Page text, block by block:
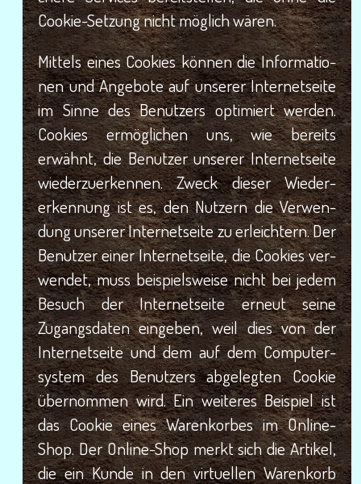
Coo­kie-Set­zung nicht mög­lich wären.
Mit­tels eines Coo­kies kön­nen die Infor­ma­tio­
nen und Ange­bo­te auf unse­rer Inter­net­sei­te
im Sin­ne des Benut­zers opti­miert wer­den.
Coo­kies ermög­li­chen uns, wie bereits
erwähnt, die Benut­zer unse­rer Inter­net­sei­te
wie­der­zu­er­ken­nen. Zweck die­ser Wie­der­
erken­nung ist es, den Nut­zern die Ver­wen­
dung unse­rer Inter­net­sei­te zu erleich­tern. Der
Benut­zer einer Inter­net­sei­te, die Coo­kies ver­
wen­det, muss bei­spiels­wei­se nicht bei jedem
Besuch der Inter­net­sei­te erneut sei­ne
Zugangs­da­ten ein­ge­ben, weil dies von der
Inter­net­sei­te und dem auf dem Com­pu­ter­
sys­tem des Benut­zers abge­leg­ten Coo­kie
über­nom­men wird. Ein wei­te­res Bei­spiel ist
das Coo­kie eines Waren­kor­bes im Online-
Shop. Der Online-Shop merkt sich die Arti­kel,
die ein Kun­de in den vir­tu­el­len Waren­korb